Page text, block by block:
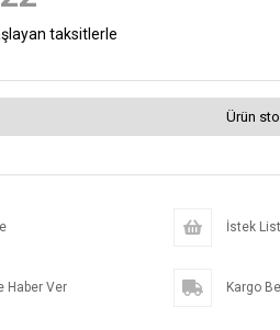
taksitlerle
Ürün
İstek
Haber Ver Kargo